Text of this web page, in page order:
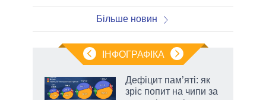
Більше новин
ІНФОГРАФІКА
Дефіцит пам’яті: як
зріс попит на чипи за